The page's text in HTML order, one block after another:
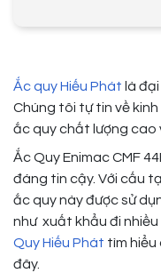
Ắc quy Hiếu Phát là
Chúng tôi tự tin về
ắc quy chất lượng cao
Ắc Quy Enimac CMF
đáng tin cậy. Với cấu
ắc quy này được sử
như xuất khẩu đi
Quy Hiếu Phát tìm hiểu
đây.